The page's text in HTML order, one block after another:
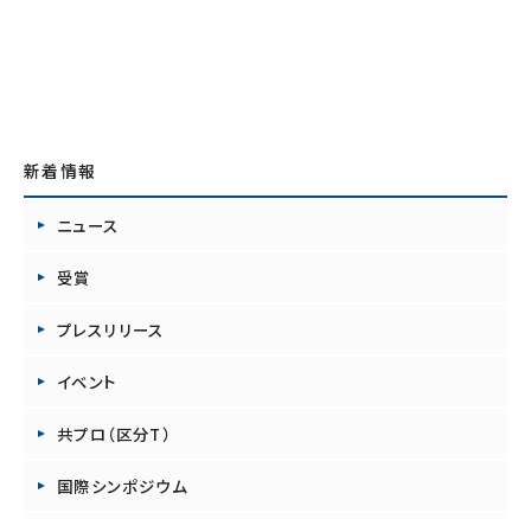
新着情報
ニュース
受賞
プレスリリース
イベント
共プロ（区分T）
国際シンポジウム